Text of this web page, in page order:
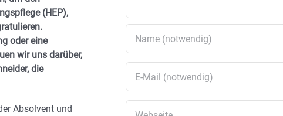
(HEP),
oder eine
wir uns darüber,
die
Absolvent und